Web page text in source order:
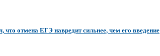
отмена ЕГЭ навредит сильнее, чем его введение